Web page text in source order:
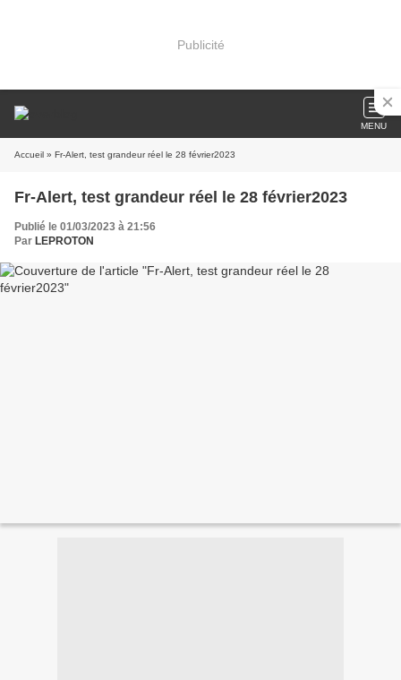
Publicité
MENU
Accueil » Fr-Alert, test grandeur réel le 28 février2023
Fr-Alert, test grandeur réel le 28 février2023
Publié le 01/03/2023 à 21:56
Par LEPROTON